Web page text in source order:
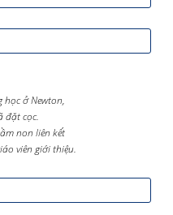
học ở Newton,
đặt cọc.
non liên kết
viên giới thiệu.